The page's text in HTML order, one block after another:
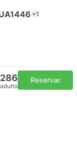
+1
Reservar